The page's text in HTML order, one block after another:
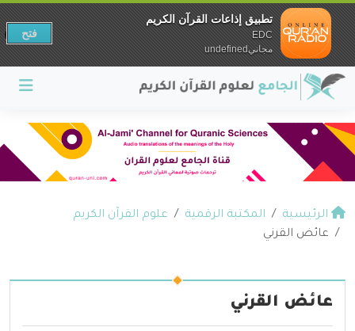
الرئيسية المكتبة الرقمية
علوم القرآن الكريم
عائض القرني
عائض القرني
تطبيق إذاعات القرآن الكريم
EDC
مجانيundefined
فتح